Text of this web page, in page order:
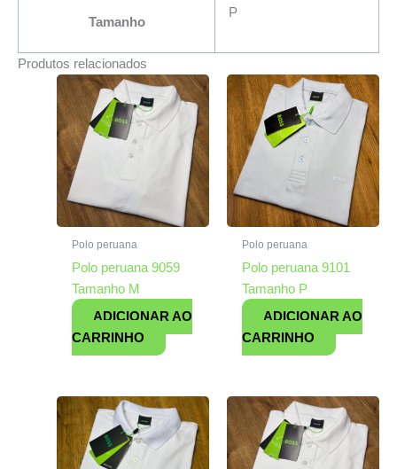
Tamanho
P
Produtos relacionados
Polo peruana
Polo peruana 9059
Tamanho M
ADICIONAR AO
CARRINHO
Polo peruana
Polo peruana 9101
Tamanho P
ADICIONAR AO
CARRINHO